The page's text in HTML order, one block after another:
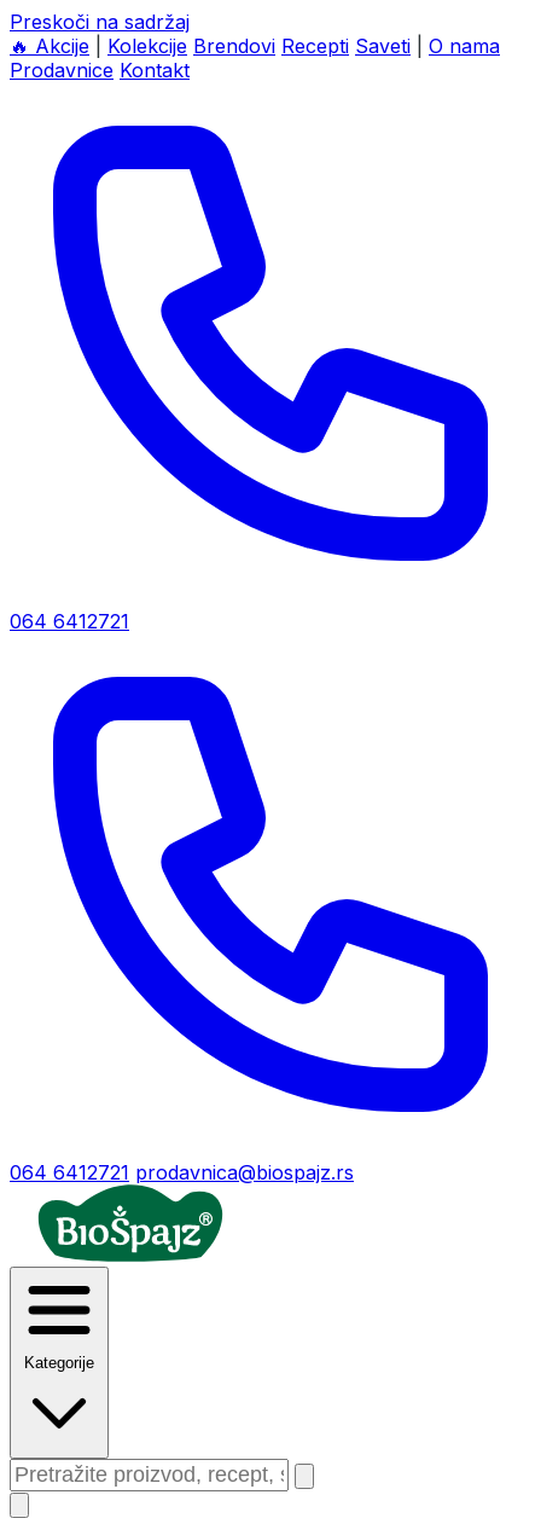
Preskoči na sadržaj
🔥 Akcije Kolekcije Brendovi Recepti Saveti
O nama
Prodavnice Kontakt
064 6412721
064 6412721 prodavnica@biospajz.rs
Kategorije